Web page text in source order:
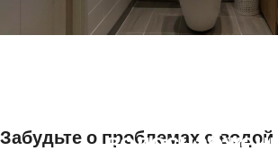
Забудьте о проблемах с водой